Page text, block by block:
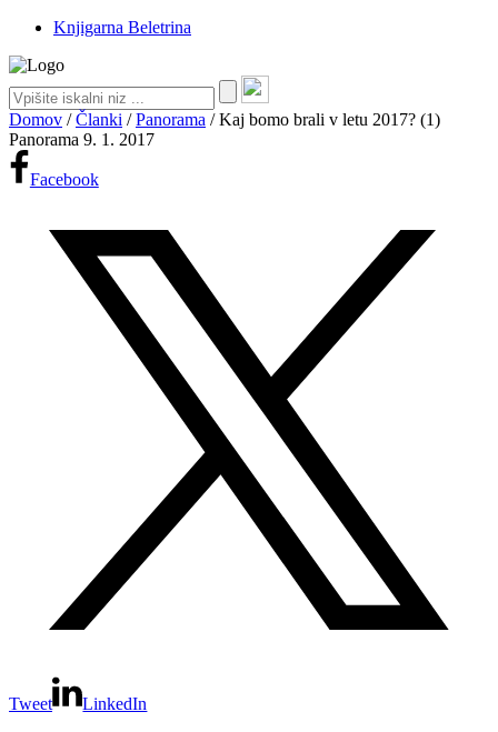
Knjigarna Beletrina
Domov /Članki /Panorama /Kaj bomo brali v letu 2017? (1)
Panorama 9. 1. 2017
Facebook
Tweet LinkedIn